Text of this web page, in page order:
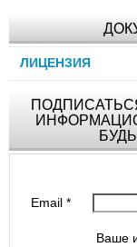
ЛИЦЕНЗИЯ
Email*
Ваше